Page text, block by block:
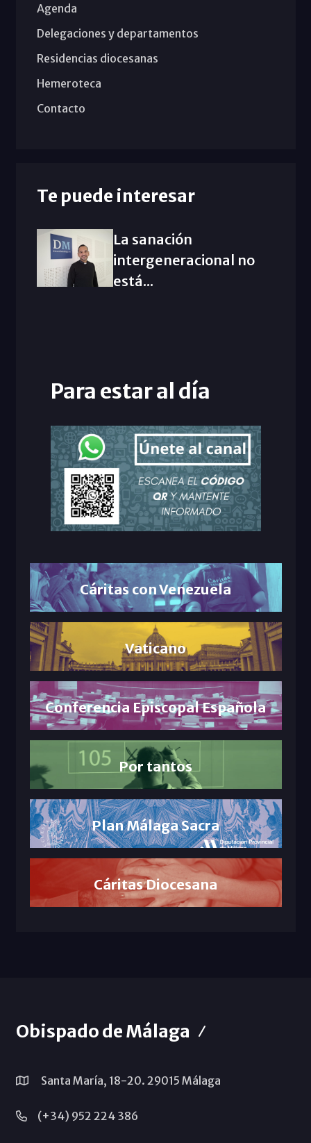
Agenda
Delegaciones y departamentos
Residencias diocesanas
Hemeroteca
Contacto
Te puede interesar
La sanación
intergeneracional no
está...
Para estar al día
Cáritas con Venezuela
Vaticano
Conferencia Episcopal Española
Por tantos
Plan Málaga Sacra
Cáritas Diocesana
Obispado de Málaga
Santa María, 18-20. 29015 Málaga
(+34) 952 224 386